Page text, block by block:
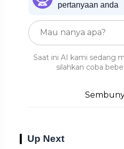
pertanyaan anda
Saat ini AI kami sedang
silahkan coba
Up Next